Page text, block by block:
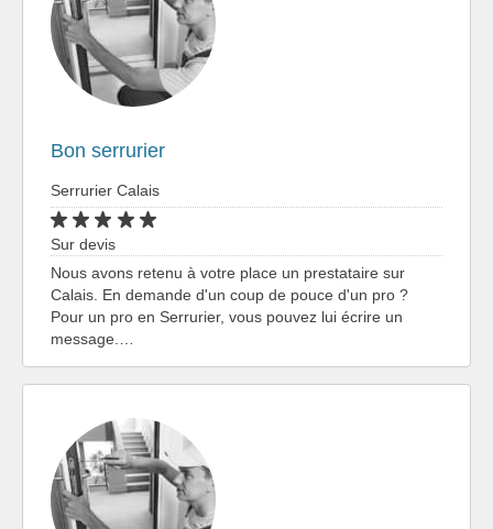
Bon serrurier
Serrurier Calais
Sur devis
Nous avons retenu à votre place un prestataire sur
Calais. En demande d'un coup de pouce d'un pro ?
Pour un pro en Serrurier, vous pouvez lui écrire un
message.…